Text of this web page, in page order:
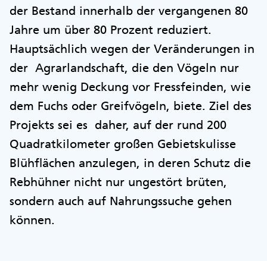
der Bestand innerhalb der vergangenen 80
Jahre um über 80 Prozent reduziert.
Hauptsächlich wegen der Veränderungen in
der Agrarlandschaft, die den Vögeln nur
mehr wenig Deckung vor Fressfeinden, wie
dem Fuchs oder Greifvögeln, biete. Ziel des
Projekts sei es daher, auf der rund 200
Quadratkilometer großen Gebietskulisse
Blühflächen anzulegen, in deren Schutz die
Rebhühner nicht nur ungestört brüten,
sondern auch auf Nahrungssuche gehen
können.